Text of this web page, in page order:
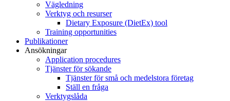
Vägledning
Verktyg och resurser
Dietary Exposure (DietEx) tool
Training opportunities
Publikationer
Ansökningar
Application procedures
Tjänster för sökande
Tjänster för små och medelstora företag
Ställ en fråga
Verktygslåda